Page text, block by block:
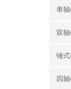
单
双
锤
四